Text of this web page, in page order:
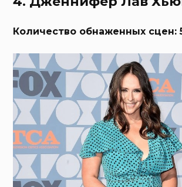
Количество обнаженных сцен: